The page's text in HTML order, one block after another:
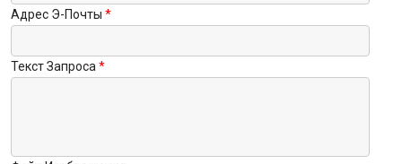
Адрес Э-Почты
Текст Запроса